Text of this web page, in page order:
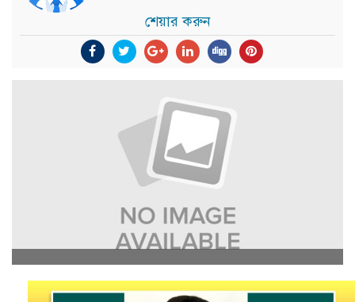
শেয়ার করুন